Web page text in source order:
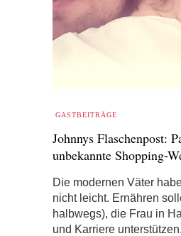
GASTBEITRÄGE
Johnnys Flaschenpost:
unbekannte Shopping-
Die modernen Väter
nicht leicht. Ernähren
halbwegs), die Frau in
und Karriere